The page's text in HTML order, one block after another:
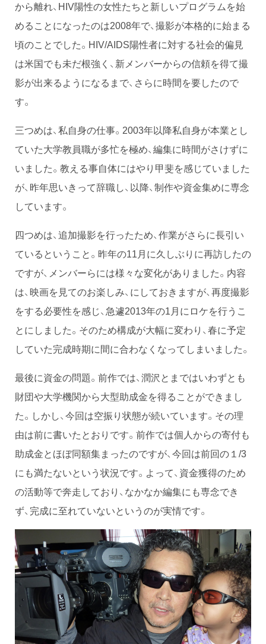
から離れ、HIV陽性の女性たちと新しいプログラムを始
めることになったのは2008年で、撮影が本格的に始まる
頃のことでした。HIV/AIDS陽性者に対する社会的偏見
は米国でも未だ根強く、新メンバーからの信頼を得て撮
影が出来るようになるまで、さらに時間を要したので
す。
三つめは、私自身の仕事。2003年以降私自身が本業とし
ていた大学教員職が多忙を極め、編集に時間がさけずに
いました。教える事自体にはやり甲斐を感じていました
が、昨年思いきって辞職し、以降、制作や資金集めに専念
しています。
四つめは、追加撮影を行ったため、作業がさらに長引い
ているということ。昨年の11月に久しぶりに再訪したの
ですが、メンバーらには様々な変化がありました。内容
は、映画を見てのお楽しみ、にしておきますが、再度撮影
をする必要性を感じ、急遽2013年の1月にロケを行うこ
とにしました。そのため構成が大幅に変わり、春に予定
していた完成時期に間に合わなくなってしまいました。
最後に資金の問題。前作では、潤沢とまではいわずとも
財団や大学機関から大型助成金を得ることができまし
た。しかし、今回は空振り状態が続いています。その理
由は前に書いたとおりです。前作では個人からの寄付も
助成金とほぼ同額集まったのですが、今回は前回の１/3
にも満たないという状況です。よって、資金獲得のため
の活動等で奔走しており、なかなか編集にも専念でき
ず、完成に至れていないというのが実情です。